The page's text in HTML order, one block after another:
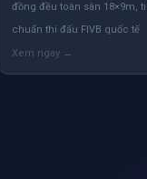
đồng đều toàn sân 18×9m,
chuẩn thi đấu FIVB quốc tế